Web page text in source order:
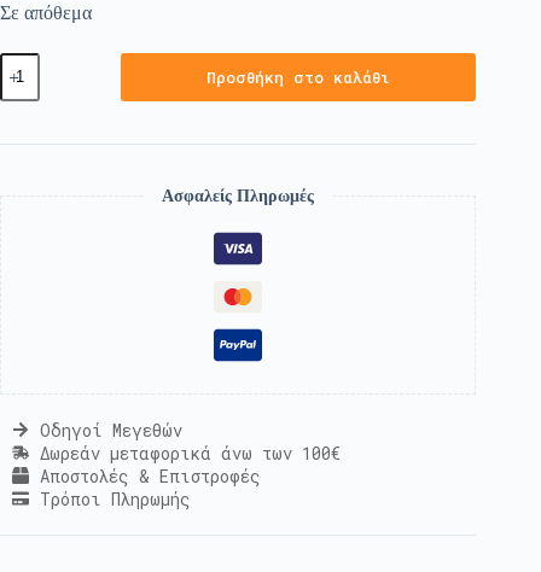
Σε απόθεμα
Προσθήκη στο καλάθι
Ασφαλείς Πληρωμές
Οδηγοί Μεγεθών
Δωρεάν μεταφορικά άνω των 100€
Αποστολές & Επιστροφές
Τρόποι Πληρωμής